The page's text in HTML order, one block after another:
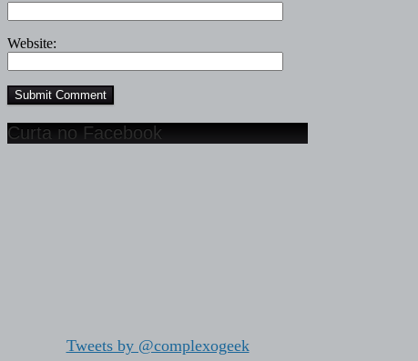
Website:
Curta no Facebook
Tweets by @complexogeek